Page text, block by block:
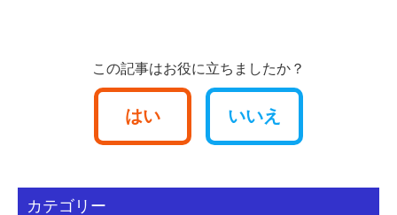
この記事はお役に立ちましたか？
はい いいえ
カテゴリー